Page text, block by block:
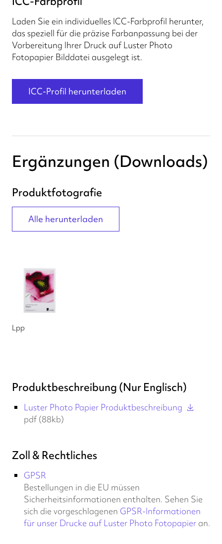
Laden Sie ein individuelles ICC-Farbprofil herunter,
das speziell für die präzise Farbanpassung bei der
Vorbereitung Ihrer Druck auf Luster Photo
Fotopapier Bilddatei ausgelegt ist.
ICC-Profil herunterladen
Ergänzungen (Downloads)
Produktfotografie
Alle herunterladen
Lpp
Produktbeschreibung (Nur Englisch)
Luster Photo Papier Produktbeschreibung
pdf (88kb)
Zoll & Rechtliches
GPSR
Bestellungen in die EU müssen
Sicherheitsinformationen enthalten. Sehen Sie
sich die vorgeschlagenen GPSR-Informationen
für unser Drucke auf Luster Photo Fotopapier an.